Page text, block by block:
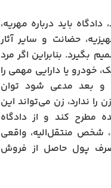
باید درباره مهریه،
حضانت و سایر آثار
بگیرد. بنابراین اگر مرد
خودرو یا دارایی مهمی را
و بعد مدعی شود توان
را ندارد، زن می‌تواند این
مطرح کند و از دادگاه
شخص منتقل‌الیه، واقعی
پول حاصل از فروش